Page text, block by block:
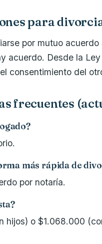
para
por mutuo
acuerdo. Desde la
consentimiento del
frecuentes
más rápida de
por notaría.
hijos) o $1.068.000